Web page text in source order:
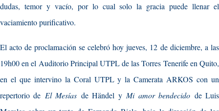
dudas, temor y vacío, por lo cual solo la gracia puede llenar el
vaciamiento purificativo.
El acto de proclamación se celebró hoy jueves, 12 de diciembre, a las
19h00 en el Auditorio Principal UTPL de las Torres Tenerife en Quito,
en el que intervino la Coral UTPL y la Camerata ARKOS con un
repertorio de El Mesías de Händel y Mi amor bendecido de Luis